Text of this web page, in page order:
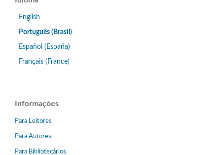
English
Português (Brasil)
Español (España)
Français (France)
Informações
Para Leitores
Para Autores
Para Bibliotecários